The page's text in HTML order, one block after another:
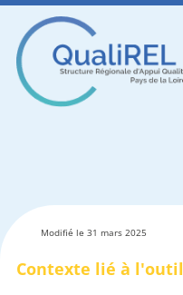
Modifié le 31 mars 2025
Contexte lié à l'outil